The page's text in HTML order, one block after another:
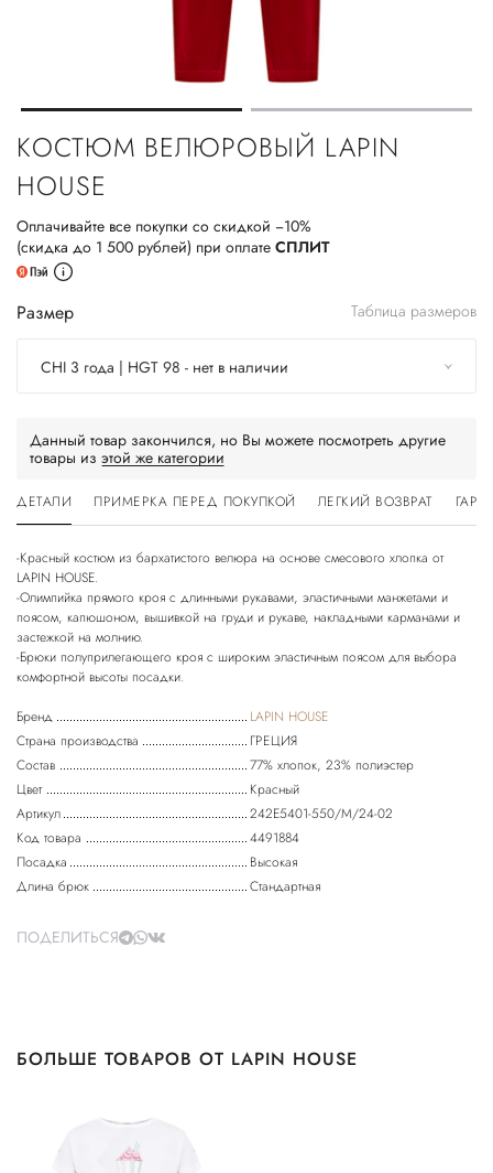
КОСТЮМ ВЕЛЮРОВЫЙ LAPIN
HOUSE
Оплачивайте все покупки со скидкой −10%
(скидка до 1 500 рублей) при оплате СПЛИТ
Размер Таблица размеров
CHI 3 года | HGT 98 - нет в наличии
Данный товар закончился, но Вы можете посмотреть другие
товары из этой же категории
ДЕТАЛИ ПРИМЕРКА ПЕРЕД ПОКУПКОЙ ЛЕГКИЙ ВОЗВРАТ
-Красный костюм из бархатистого велюра на основе смесового хлопка от
LAPIN HOUSE.
-Олимпийка прямого кроя с длинными рукавами, эластичными манжетами и
поясом, капюшоном, вышивкой на груди и рукаве, накладными карманами и
застежкой на молнию.
-Брюки полуприлегающего кроя с широким эластичным поясом для выбора
Бренд
LAPIN HOUSE
Страна производства
ГРЕЦИЯ
Состав
77% хлопок, 23% полиэстер
Цвет
Красный
Артикул
242E5401-550/М/24-02
Код товара
4491884
Посадка
Высокая
Длина брюк
Стандартная
ПОДЕЛИТЬСЯ
БОЛЬШЕ ТОВАРОВ ОТ LAPIN HOUSE